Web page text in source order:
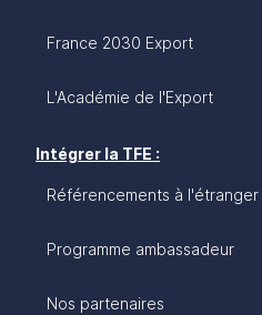
France 2030 Export
L'Académie de l'Export
Intégrer la TFE :
Référencements à l'étranger
Programme ambassadeur
Nos partenaires